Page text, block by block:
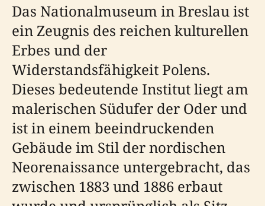
Das Nationalmuseum in Breslau ist
ein Zeugnis des reichen kulturellen
Erbes und der
Widerstandsfähigkeit Polens.
Dieses bedeutende Institut liegt am
malerischen Südufer der Oder und
ist in einem beeindruckenden
Gebäude im Stil der nordischen
Neorenaissance untergebracht, das
zwischen 1883 und 1886 erbaut